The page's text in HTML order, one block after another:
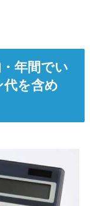
年間でい
代を含め